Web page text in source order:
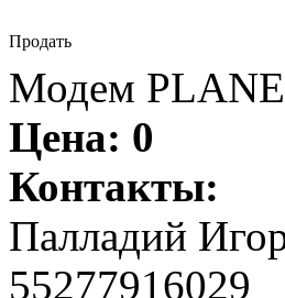
Продать
Модем
Цена: 0
Контакты:
Палладий
55277916029